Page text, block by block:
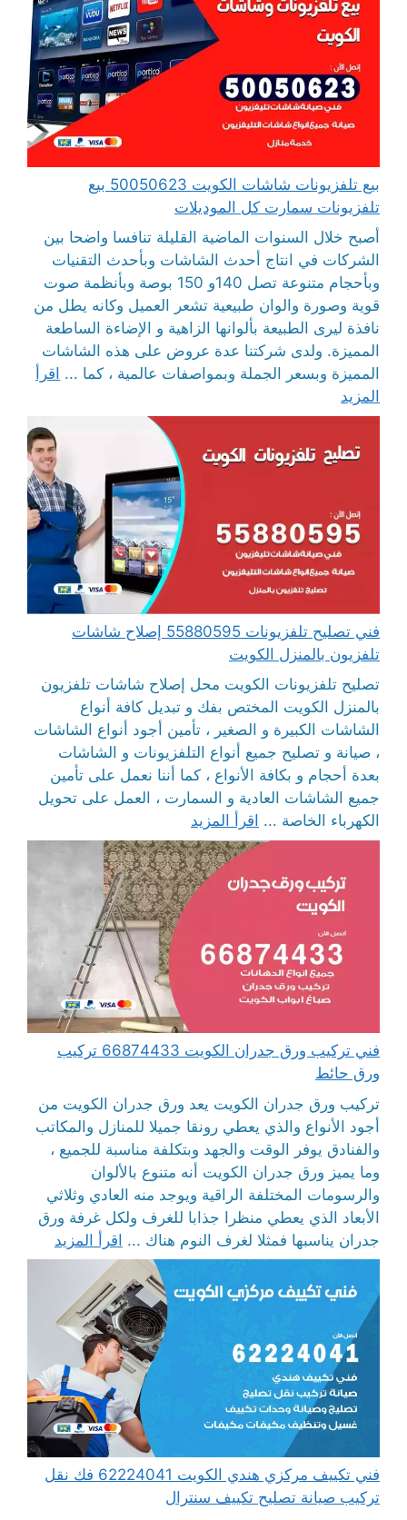
بيع تلفزيونات شاشات الكويت 50050623 بيع
تلفزيونات سمارت كل الموديلات
أصبح خلال السنوات الماضية القليلة تنافسا واضحا بين
الشركات في انتاج أحدث الشاشات وبأحدث التقنيات
وبأحجام متنوعة تصل 140و 150 بوصة وبأنظمة صوت
قوية وصورة والوان طبيعية تشعر العميل وكانه يطل من
نافذة ليرى الطبيعة بألوانها الزاهية و الإضاءة الساطعة
المميزة. ولدى شركتنا عدة عروض على هذه الشاشات
المميزة وبسعر الجملة وبمواصفات عالمية ، كما ... اقرأ
المزيد
فني تصليح تلفزيونات 55880595 إصلاح شاشات
تلفزيون بالمنزل الكويت
تصليح تلفزيونات الكويت محل إصلاح شاشات تلفزيون
بالمنزل الكويت المختص بفك و تبديل كافة أنواع
الشاشات الكبيرة و الصغير ، تأمين أجود أنواع الشاشات
، صيانة و تصليح جميع أنواع التلفزيونات و الشاشات
بعدة أحجام و بكافة الأنواع ، كما أننا نعمل على تأمين
جميع الشاشات العادية و السمارت ، العمل على تحويل
الكهرباء الخاصة ... اقرأ المزيد
فني تركيب ورق جدران الكويت 66874433 تركيب
ورق حائط
تركيب ورق جدران الكويت يعد ورق جدران الكويت من
أجود الأنواع والذي يعطي رونقا جميلا للمنازل والمكاتب
والفنادق يوفر الوقت والجهد وبتكلفة مناسبة للجميع ،
وما يميز ورق جدران الكويت أنه متنوع بالألوان
والرسومات المختلفة الراقية ويوجد منه العادي وثلاثي
الأبعاد الذي يعطي منظرا جذابا للغرف ولكل غرفة ورق
جدران يناسبها فمثلا لغرف النوم هناك ... اقرأ المزيد
فني تكييف مركزي هندي الكويت 62224041 فك نقل
تركيب صيانة تصليح تكييف سنترال